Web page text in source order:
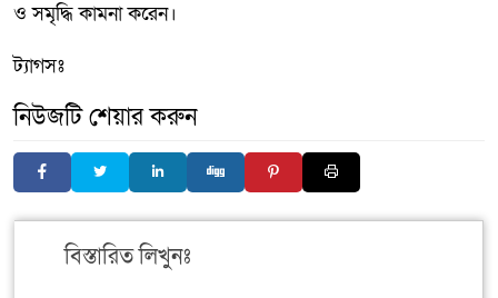
ও সমৃদ্ধি কামনা করেন।
ট্যাগসঃ
নিউজটি শেয়ার করুন
বিস্তারিত লিখুনঃ